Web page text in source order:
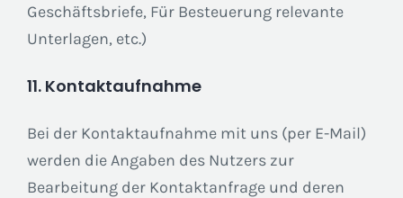
Geschäftsbriefe, Für Besteuerung relevante
Unterlagen, etc.)
11. Kontaktaufnahme
Bei der Kontaktaufnahme mit uns (per E-Mail)
werden die Angaben des Nutzers zur
Bearbeitung der Kontaktanfrage und deren